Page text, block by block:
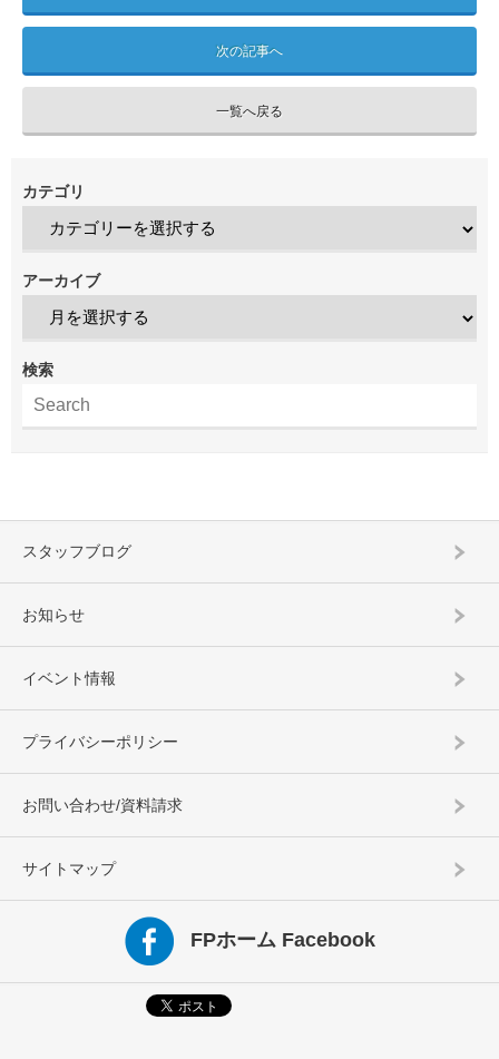
次の記事へ
一覧へ戻る
カテゴリ
アーカイブ
検索
スタッフブログ
お知らせ
イベント情報
プライバシーポリシー
お問い合わせ/資料請求
サイトマップ
FPホーム Facebook